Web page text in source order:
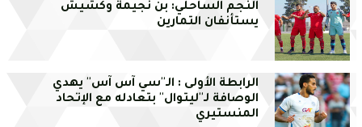
النجم الساحلي: بن نجيمة وكشيش
يستأنفان التمارين
الرابطة الأولى : الـ''سي آس آس'' يهدي
الوصافة لـ''ليتوال'' بتعادله مع الإتحاد
المنستيري